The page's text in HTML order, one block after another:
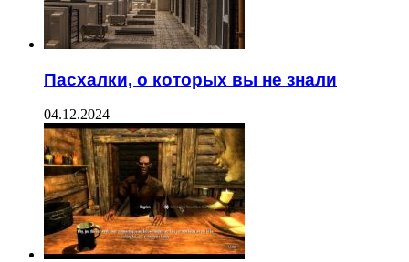
Пасхалки, о которых вы не знали
04.12.2024